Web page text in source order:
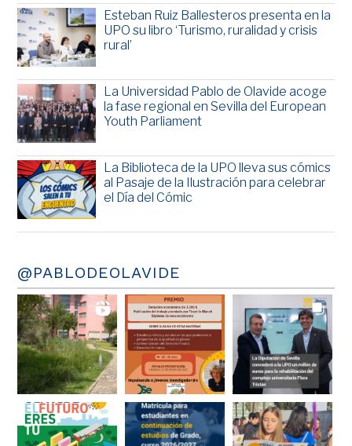
Esteban Ruiz Ballesteros presenta en la
UPO su libro ‘Turismo, ruralidad y crisis
rural’
La Universidad Pablo de Olavide acoge
la fase regional en Sevilla del European
Youth Parliament
La Biblioteca de la UPO lleva sus cómics
al Pasaje de la Ilustración para celebrar
el Día del Cómic
@PABLODEOLAVIDE